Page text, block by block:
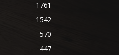
1761
1542
570
447